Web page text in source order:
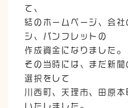
て、
結のホームページ、会
シ、パンフレットの
作成資金になりました。
その当時には、まだ新
選択をして
川西町、天理市、田原
いたしました。